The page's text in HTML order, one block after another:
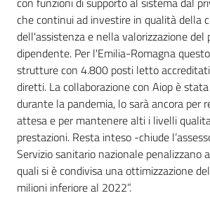
che continui ad investire in qualità della
dell'assistenza e nella valorizzazione del
dipendente. Per l'Emilia-Romagna
strutture con 4.800 posti letto
diretti. La collaborazione con Aiop è
durante la pandemia, lo sarà ancora per
attesa e per mantenere alti i livelli
prestazioni. Resta inteso -chiude
Servizio sanitario nazionale penalizzano
quali si è condivisa una ottimizzazione
milioni inferiore al 2022”.